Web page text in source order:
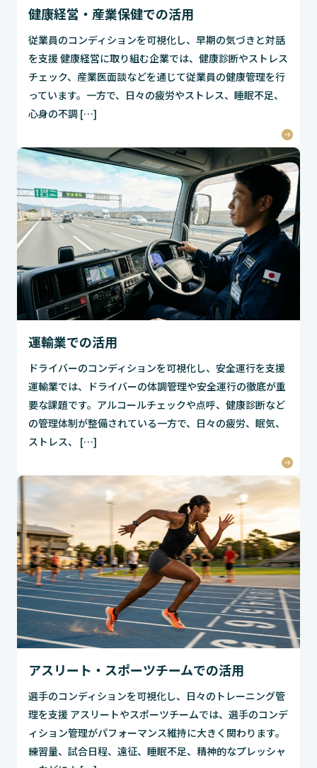
健康経営・産業保健での活用
従業員のコンディションを可視化し、早期の気づきと対話
を支援 健康経営に取り組む企業では、健康診断やストレス
チェック、産業医面談などを通じて従業員の健康管理を行
っています。一方で、日々の疲労やストレス、睡眠不足、
心身の不調 […]
運輸業での活用
ドライバーのコンディションを可視化し、安全運行を支援
運輸業では、ドライバーの体調管理や安全運行の徹底が重
要な課題です。アルコールチェックや点呼、健康診断など
の管理体制が整備されている一方で、日々の疲労、眠気、
ストレス、 […]
アスリート・スポーツチームでの活用
選手のコンディションを可視化し、日々のトレーニング管
理を支援 アスリートやスポーツチームでは、選手のコンデ
ィション管理がパフォーマンス維持に大きく関わります。
練習量、試合日程、遠征、睡眠不足、精神的なプレッシャ